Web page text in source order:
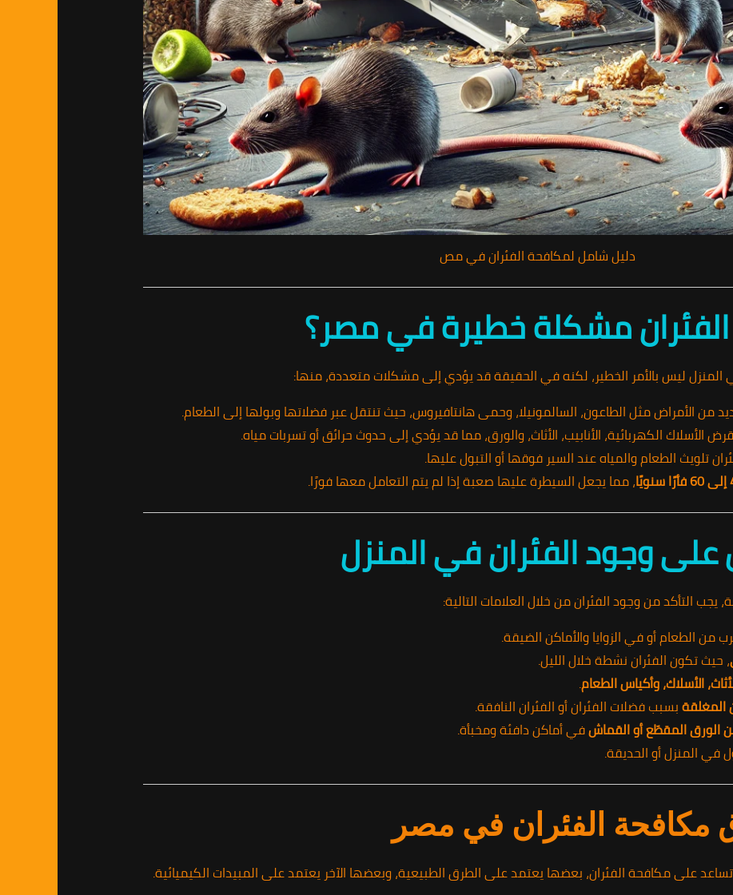
دليل شامل لمكافحة الفئران في مص
الفئران مشكلة خطيرة في مصر؟
ليس بالأمر الخطير، لكنه في الحقيقة قد يؤدي إلى مشكلات متعددة، منها:
من الأمراض مثل الطاعون، السالمونيلا، وحمى هانتافيروس، حيث تنتقل عبر فضلاتها وبولها إلى الطعام.
الأسلاك الكهربائية، الأنابيب، الأثاث، والورق، مما قد يؤدي إلى حدوث حرائق أو تسربات مياه.
تلويث الطعام والمياه عند السير فوقها أو التبول عليها.
، مما يجعل السيطرة عليها صعبة إذا لم يتم التعامل معها فورًا.
على وجود الفئران في المنزل
التأكد من وجود الفئران من خلال العلامات التالية:
من الطعام أو في الزوايا والأماكن الضيقة.
، حيث تكون الفئران نشطة خلال الليل.
الأسلاك، وأكياس الطعام.
المغلقةبسبب فضلات الفئران أو الفئران النافقة.
المقطّع أو القماشفي أماكن دافئة ومخبأة.
المنزل أو الحديقة.
الفئران في مصر
على مكافحة الفئران، بعضها يعتمد على الطرق الطبيعية، وبعضها الآخر يعتمد على المبيدات الكيميائية.